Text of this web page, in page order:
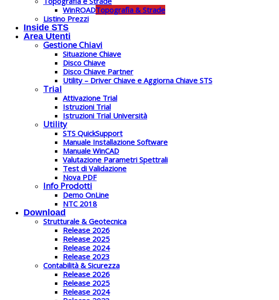
WinROADTopografia & Strade
Listino Prezzi
Inside STS
Area Utenti
Gestione Chiavi
Situazione Chiave
Disco Chiave
Disco Chiave Partner
Utility – Driver Chiave e Aggiorna Chiave STS
Trial
Attivazione Trial
Istruzioni Trial
Istruzioni Trial Università
Utility
STS QuickSupport
Manuale Installazione Software
Manuale WinCAD
Valutazione Parametri Spettrali
Test di Validazione
Nova PDF
Info Prodotti
Demo OnLine
NTC 2018
Download
Strutturale & Geotecnica
Release 2026
Release 2025
Release 2024
Release 2023
Contabilità & Sicurezza
Release 2026
Release 2025
Release 2024